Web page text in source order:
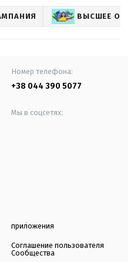
ВЫСШЕЕ
Номер телефона:
+38 044 390 5077
Мы в соцсетях:
приложения
Соглашение пользователя
Сообщества